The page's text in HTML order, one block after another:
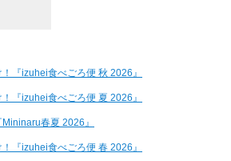
『izuhei食べごろ便 秋 2026』
『izuhei食べごろ便 夏 2026』
春夏 2026』
『izuhei食べごろ便 春 2026』